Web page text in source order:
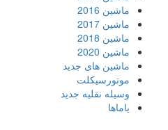
ماشین 2016
ماشین 2017
ماشین 2018
ماشین 2020
ماشین های جدید
موتورسیکلت
وسیله نقلیه جدید
یاماها